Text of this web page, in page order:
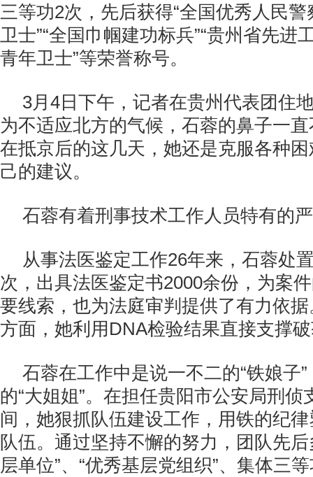
三等功2次，先后获得“全国优秀人民警
卫士”“全国巾帼建功标兵”“贵州省先进
青年卫士”等荣誉称号。
3月4日下午，记者在贵州代表团住
为不适应北方的气候，石蓉的鼻子一
在抵京后的这几天，她还是克服各种
己的建议。
石蓉有着刑事技术工作人员特有的
从事法医鉴定工作26年来，石蓉处
次，出具法医鉴定书2000余份，为案
要线索，也为法庭审判提供了有力依
方面，她利用DNA检验结果直接支撑
石蓉在工作中是说一不二的“铁娘子
的“大姐姐”。在担任贵阳市公安局刑侦
间，她狠抓队伍建设工作，用铁的纪
队伍。通过坚持不懈的努力，团队先
层单位”、“优秀基层党组织”、集体三